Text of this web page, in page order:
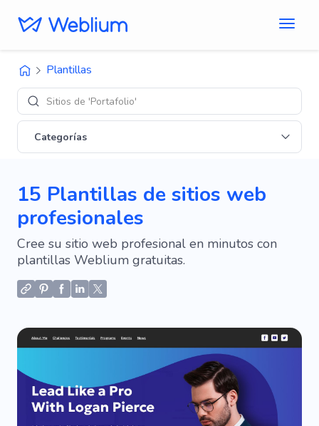
Plantillas
Diseños de 'E-c
Categorías
15 Plantillas de sitios web
profesionales
Cree su sitio web profesional en minutos con
plantillas Weblium gratuitas.